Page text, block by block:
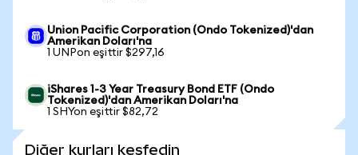
Union Pacific Corporation (Ondo Tokenized)'dan
Amerikan Doları'na
1 UNPon eşittir $297,16
iShares 1-3 Year Treasury Bond ETF (Ondo
Tokenized)'dan Amerikan Doları'na
1 SHYon eşittir $82,72
Diğer kurları keşfedin